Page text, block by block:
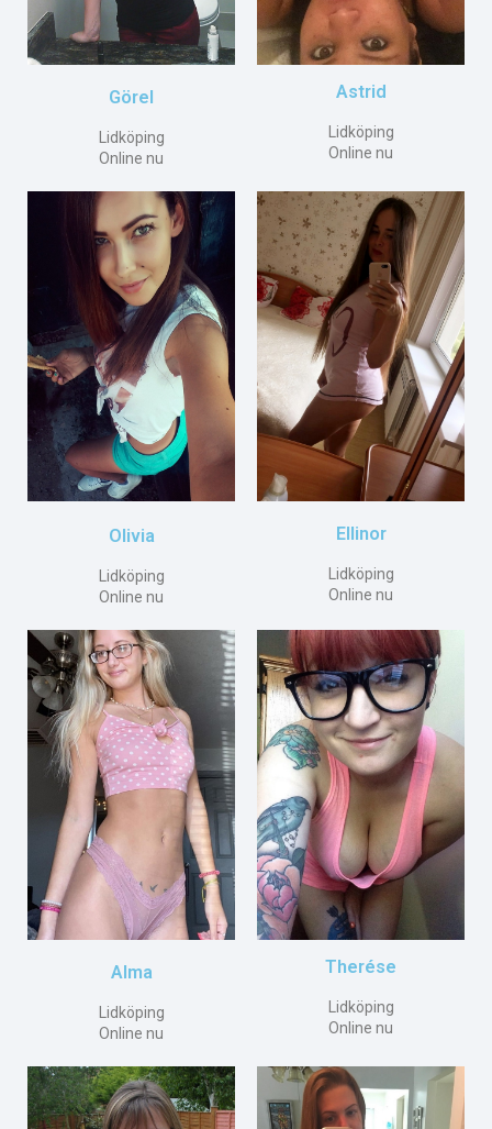
Görel
Lidköping
Online nu
Astrid
Lidköping
Online nu
Olivia
Lidköping
Online nu
Ellinor
Lidköping
Online nu
Alma
Lidköping
Online nu
Therése
Lidköping
Online nu